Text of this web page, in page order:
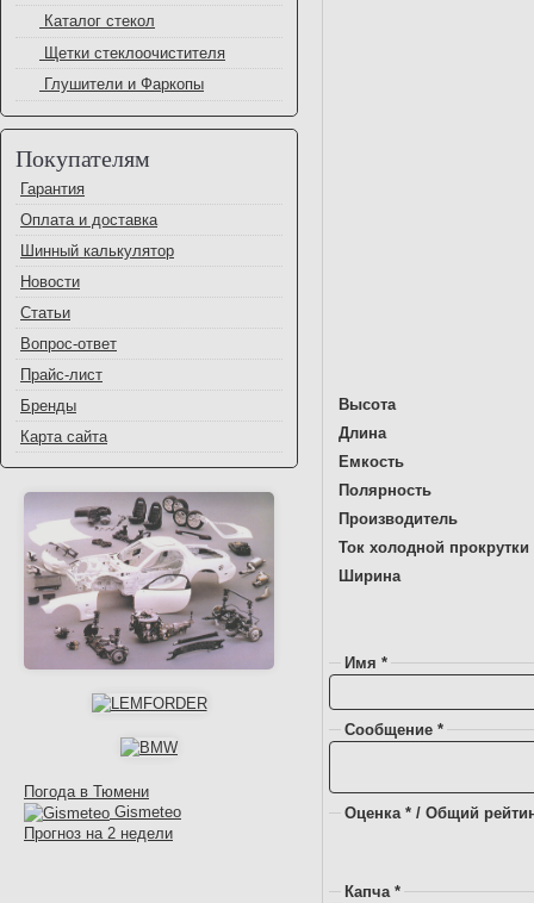
Каталог стекол
Щетки стеклоочистителя
Глушители и Фаркопы
Покупателям
Гарантия
Оплата и доставка
Шинный калькулятор
Новости
Статьи
Вопрос-ответ
Прайс-лист
Бренды
Карта сайта
Погода в Тюмени
Gismeteo
Прогноз на 2 недели
Высота
Длина
Емкость
Полярность
Производитель
Ток холодной прокрутки
Ширина
Имя *
Сообщение *
Оценка * / Общий
Капча *